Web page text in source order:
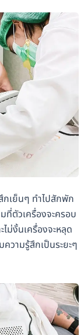
กเย็นๆ ทำไปสักพัก
ที่ตัวเครื่องจะครอบ
ไม่งั้นเครื่องจะหลุด
วามรู้สึกเป็นระยะๆ